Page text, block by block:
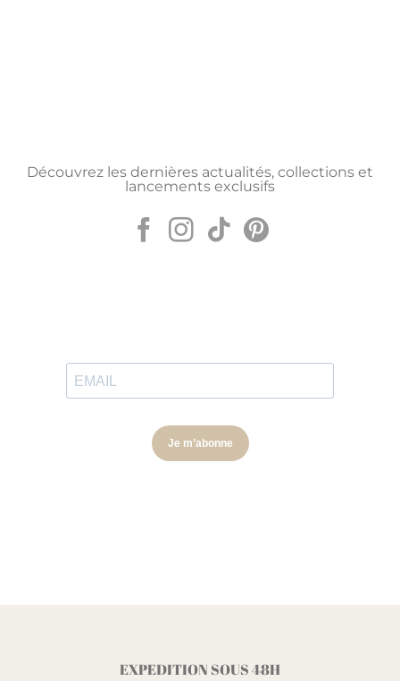
Découvrez les dernières actualités, collections et
lancements exclusifs
EXPEDITION SOUS 48H